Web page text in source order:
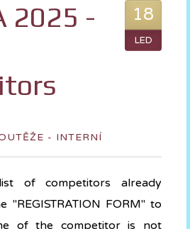
18
LED
2025 -
- INTERNÍ
of competitors already
"REGISTRATION FORM" to
of the competitor is not